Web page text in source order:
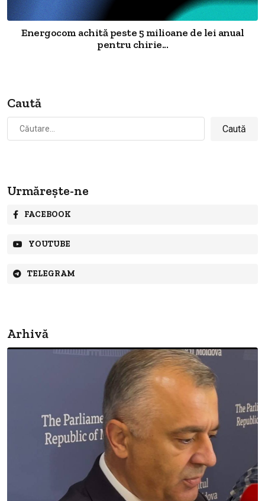
Energocom achită peste 5 milioane de lei anual
pentru chirie...
Caută
Caută
după:
Urmărește-ne
FACEBOOK
YOUTUBE
TELEGRAM
Arhivă